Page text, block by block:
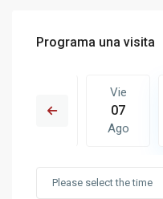
Programa una visita
16
Vie
07
Ago